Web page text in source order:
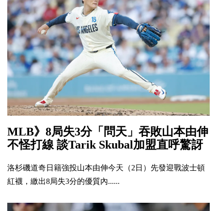
MLB》8局失3分「問天」吞敗山本由伸
不怪打線 談Tarik Skubal加盟直呼驚訝
洛杉磯道奇日籍強投山本由伸今天（2日）先發迎戰波士頓
紅襪，繳出8局失3分的優質內......